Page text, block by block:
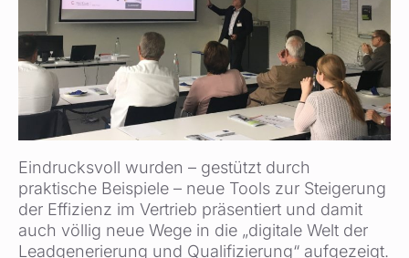
Eindrucksvoll wurden – gestützt durch
praktische Beispiele – neue Tools zur Steigerung
der Effizienz im Vertrieb präsentiert und damit
auch völlig neue Wege in die „digitale Welt der
Leadgenerierung und Qualifizierung“ aufgezeigt.